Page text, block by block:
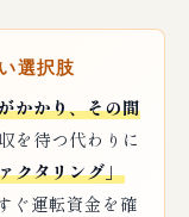
確認
ーズを確認
選択肢
かかり、その間
を待つ代わりに
クタリング」
ぐ運転資金を確